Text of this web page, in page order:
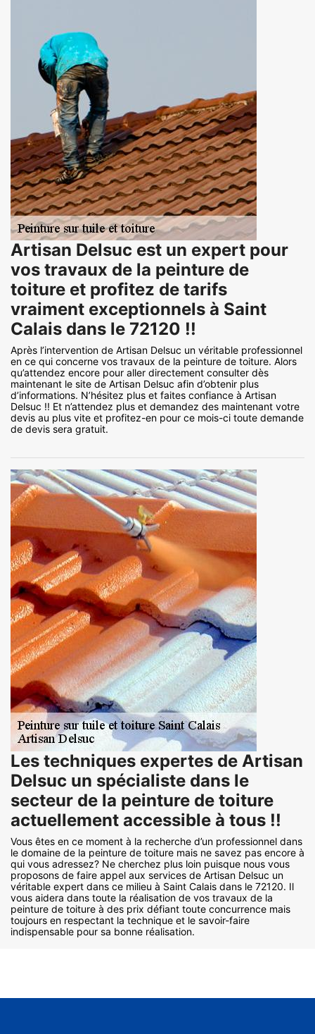
Artisan Delsuc est un expert pour
vos travaux de la peinture de
toiture et profitez de tarifs
vraiment exceptionnels à Saint
Calais dans le 72120 !!
Après l’intervention de Artisan Delsuc un véritable professionnel
en ce qui concerne vos travaux de la peinture de toiture. Alors
qu’attendez encore pour aller directement consulter dès
maintenant le site de Artisan Delsuc afin d’obtenir plus
d’informations. N’hésitez plus et faites confiance à Artisan
Delsuc !! Et n’attendez plus et demandez des maintenant votre
devis au plus vite et profitez-en pour ce mois-ci toute demande
de devis sera gratuit.
Les techniques expertes de Artisan
Delsuc un spécialiste dans le
secteur de la peinture de toiture
actuellement accessible à tous !!
Vous êtes en ce moment à la recherche d’un professionnel dans
le domaine de la peinture de toiture mais ne savez pas encore à
qui vous adressez? Ne cherchez plus loin puisque nous vous
proposons de faire appel aux services de Artisan Delsuc un
véritable expert dans ce milieu à Saint Calais dans le 72120. Il
vous aidera dans toute la réalisation de vos travaux de la
peinture de toiture à des prix défiant toute concurrence mais
toujours en respectant la technique et le savoir-faire
indispensable pour sa bonne réalisation.